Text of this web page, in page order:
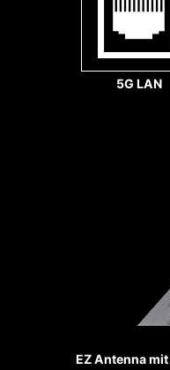
5G LAN
EZ Antenna